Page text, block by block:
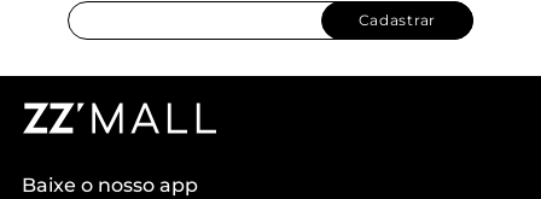
Cadastrar
Baixe o nosso app